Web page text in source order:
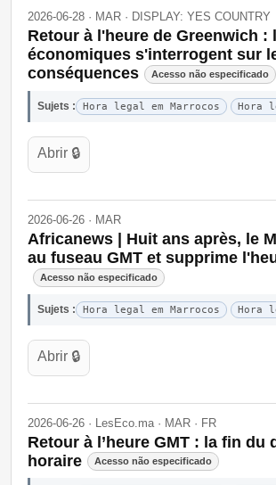
2026-06-28 · MAR · DISPLAY: YES COUNTRY
Retour à l'heure de Greenwich :
économiques s'interrogent sur
conséquences
Acesso não especificado
Sujets : Hora legal em Marrocos Hora
Abrir 🔒
2026-06-26 · MAR
Africanews | Huit ans après, le
au fuseau GMT et supprime
Acesso não especificado
Sujets : Hora legal em Marrocos Hora
Abrir 🔒
2026-06-26 · LesEco.ma · MAR · FR
Retour à l’heure GMT : la fin du
horaire
Acesso não especificado